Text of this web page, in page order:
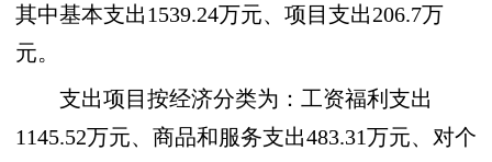
其中基本支出1539.24万元、项目支出206.7万
元。
支出项目按经济分类为：工资福利支出
1145.52万元、商品和服务支出483.31万元、对个